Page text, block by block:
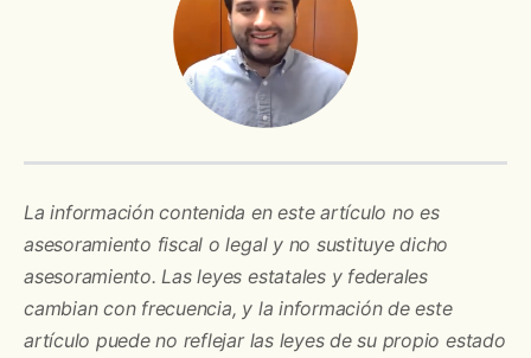
La información contenida en este artículo no es
asesoramiento fiscal o legal y no sustituye dicho
asesoramiento. Las leyes estatales y federales
cambian con frecuencia, y la información de este
artículo puede no reflejar las leyes de su propio estado